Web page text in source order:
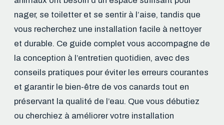
nager, se toiletter et se sentir à l’aise, tandis que
vous recherchez une installation facile à nettoyer
et durable. Ce guide complet vous accompagne de
la conception à l’entretien quotidien, avec des
conseils pratiques pour éviter les erreurs courantes
et garantir le bien-être de vos canards tout en
préservant la qualité de l’eau. Que vous débutiez
ou cherchiez à améliorer votre installation